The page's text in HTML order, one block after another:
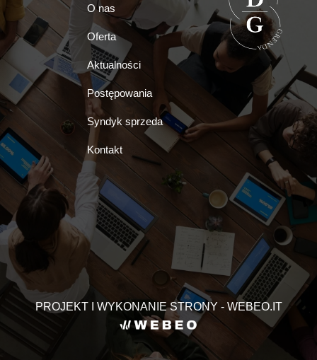
O nas
Oferta
Aktualności
Postępowania
Syndyk sprzeda
Kontakt
PROJEKT I WYKONANIE STRONY - WEBEO.IT